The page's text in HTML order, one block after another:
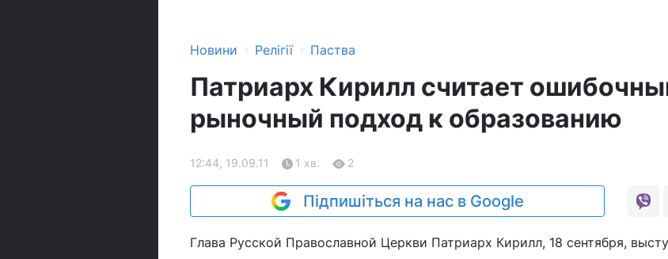
Новини › Релігії › Паства
Патриарх Кирилл считает
рыночный подход к образованию
12:44, 19.09.11 1 хв. 2
Підпишіться на нас в Google
Глава Русской Православной Церкви Патриарх Кирилл, 18 сентября,